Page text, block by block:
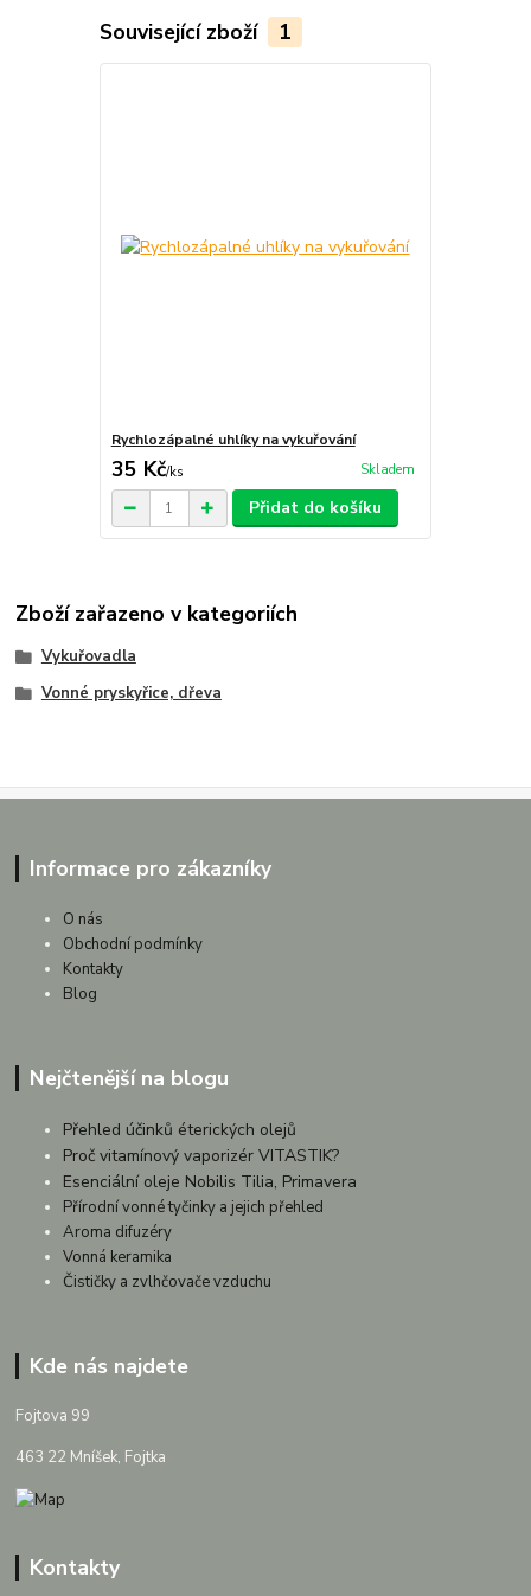
Související zboží 1
Rychlozápalné uhlíky na vykuřování
35 Kč/ks Skladem
Přidat do košíku
Zboží zařazeno v kategoriích
Vykuřovadla
Vonné pryskyřice, dřeva
Informace pro zákazníky
O nás
Obchodní podmínky
Kontakty
Blog
Nejčtenější na blogu
Přehled účinků éterických olejů
Proč vitamínový vaporizér VITASTIK?
Esenciální oleje Nobilis Tilia, Primavera
Přírodní vonné tyčinky a jejich přehled
Aroma difuzéry
Vonná keramika
Čističky a zvlhčovače vzduchu
Kde nás najdete
Fojtova 99
463 22 Mníšek, Fojtka
Kontakty